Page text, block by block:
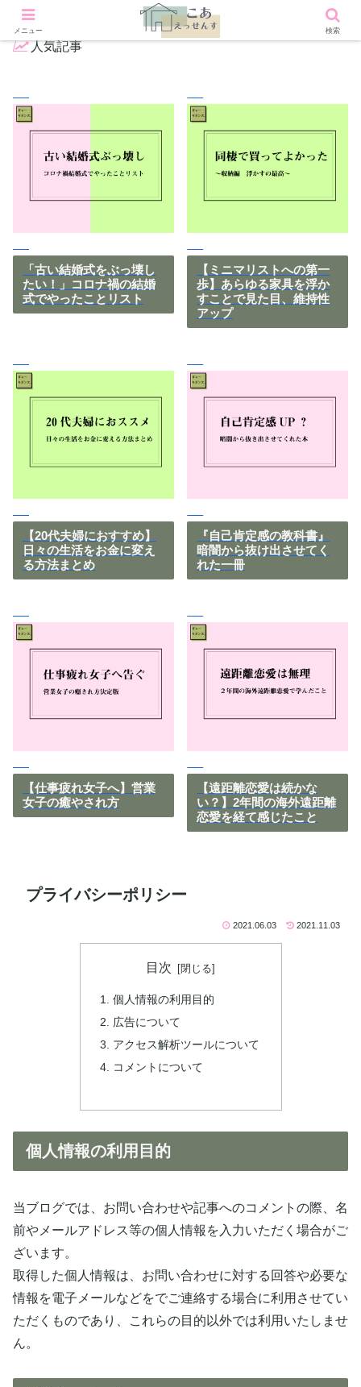
人気記事
「古い結婚式をぶっ壊し
たい！」コロナ禍の結婚
式でやったことリスト
【ミニマリストへの第一
歩】あらゆる家具を浮か
すことで見た目、維持性
アップ
【20代夫婦におすすめ】
日々の生活をお金に変え
る方法まとめ
『自己肯定感の教科書』
暗闇から抜け出させてく
れた一冊
【仕事疲れ女子へ】営業
女子の癒やされ方
【遠距離恋愛は続かな
い？】2年間の海外遠距離
恋愛を経て感じたこと
プライバシーポリシー
2021.06.03 2021.11.03
目次
個人情報の利用目的
広告について
アクセス解析ツールについて
コメントについて
個人情報の利用目的
当ブログでは、お問い合わせや記事へのコメントの際、名
前やメールアドレス等の個人情報を入力いただく場合がご
ざいます。
取得した個人情報は、お問い合わせに対する回答や必要な
情報を電子メールなどをでご連絡する場合に利用させてい
ただくものであり、これらの目的以外では利用いたしませ
ん。
メニュー 検索